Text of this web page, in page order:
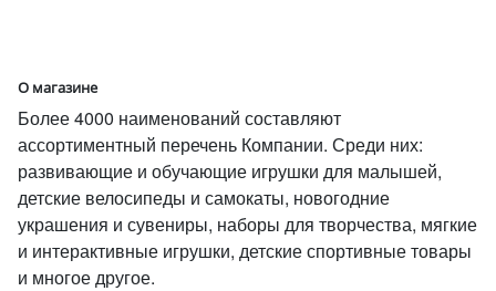
О магазине
Более 4000 наименований составляют
ассортиментный перечень Компании. Среди них:
развивающие и обучающие игрушки для малышей,
детские велосипеды и самокаты, новогодние
украшения и сувениры, наборы для творчества, мягкие
и интерактивные игрушки, детские спортивные товары
и многое другое.